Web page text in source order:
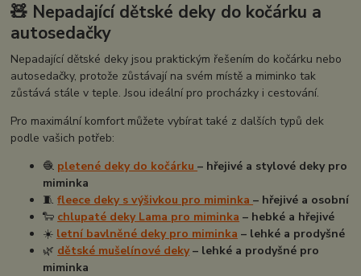
🧸 Nepadající dětské deky do kočárku a
autosedačky
Nepadající dětské deky jsou praktickým řešením do kočárku nebo
autosedačky, protože zůstávají na svém místě a miminko tak
zůstává stále v teple. Jsou ideální pro procházky i cestování.
Pro maximální komfort můžete vybírat také z dalších typů dek
podle vašich potřeb:
🧶 pletené deky do kočárku– hřejivé a stylové deky pro
miminka
🧵fleece deky s výšivkou pro miminka– hřejivé a osobní
🐑 chlupaté deky Lama pro miminka – hebké a hřejivé
☀️ letní bavlněné deky pro miminka – lehké a prodyšné
🌿 dětské mušelínové deky– lehké a prodyšné pro
miminka